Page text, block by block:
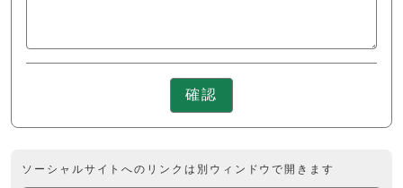
確認
ソーシャルサイトへのリンクは別ウィンドウで開きます